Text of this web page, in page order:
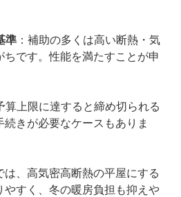
準：補助の多くは高い断熱・気
です。性能を満たすことが申
算上限に達すると締め切られる
きが必要なケースもありま
、高気密高断熱の平屋にする
やすく、冬の暖房負担も抑えや